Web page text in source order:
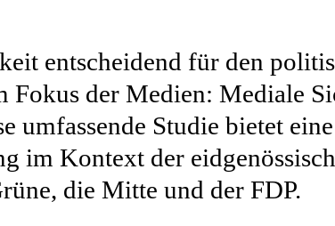
entscheidend für den
der Medien: Mediale
umfassende Studie bietet
im Kontext der
die Mitte und der FDP.